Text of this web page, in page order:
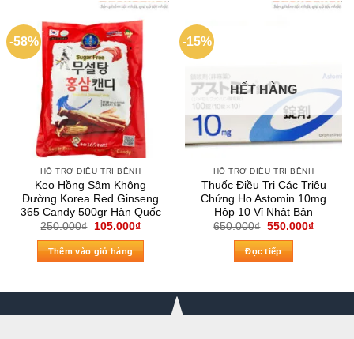
-58%
HỖ TRỢ ĐIỀU TRỊ BỆNH
Kẹo Hồng Sâm Không
Đường Korea Red Ginseng
365 Candy 500gr Hàn Quốc
250.000₫
Giá
là:
250.000₫.
105.000₫Giá
Thêm vào giỏ hàng
-15%
HẾT HÀNG
HỖ TRỢ ĐIỀU TRỊ BỆNH
Thuốc Điều Trị Các Triệu
Chứng Ho Astomin 10mg
Hộp 10 Vỉ Nhật Bản
650.000₫ Giá
là:
650.000₫.
550.000₫Giá
Đọc tiếp